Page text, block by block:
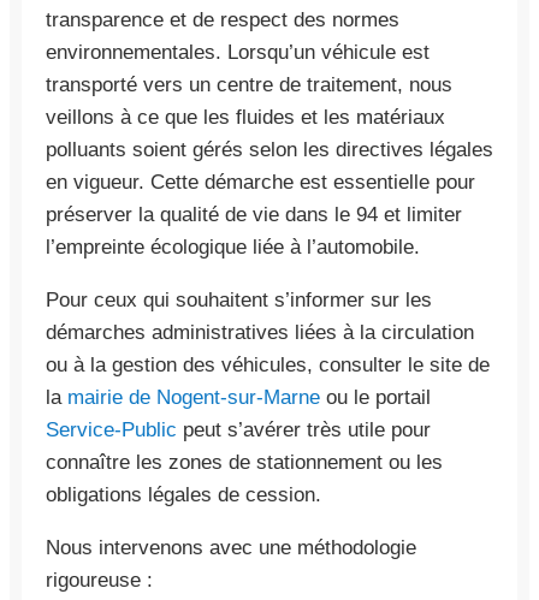
transparence et de respect des normes
environnementales. Lorsqu’un véhicule est
transporté vers un centre de traitement, nous
veillons à ce que les fluides et les matériaux
polluants soient gérés selon les directives légales
en vigueur. Cette démarche est essentielle pour
préserver la qualité de vie dans le 94 et limiter
l’empreinte écologique liée à l’automobile.
Pour ceux qui souhaitent s’informer sur les
démarches administratives liées à la circulation
ou à la gestion des véhicules, consulter le site de
la mairie de Nogent-sur-Marne ou le portail
Service-Public peut s’avérer très utile pour
connaître les zones de stationnement ou les
obligations légales de cession.
Nous intervenons avec une méthodologie
rigoureuse :